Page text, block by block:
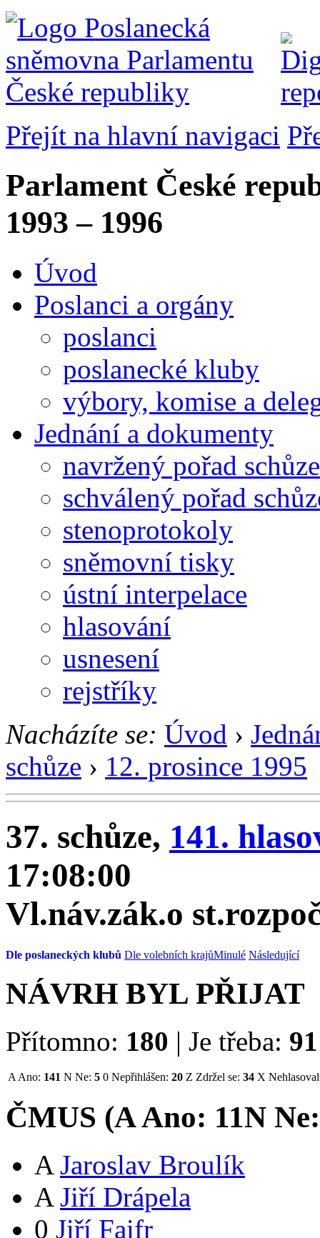
Přejít na hlavní navigaci
Parlament České
1993 – 1996
Úvod
Poslanci a orgány
poslanci
poslanecké kluby
výbory, komise a
Jednání a dokumenty
navržený pořad schůze
schválený pořad
stenoprotokoly
sněmovní tisky
ústní interpelace
hlasování
usnesení
rejstříky
Nacházíte se: Úvod ›
schůze › 12. prosince 1995
37. schůze, 141.
17:08:00
Vl.náv.zák.o
Dle poslaneckých klubů Dle volebních krajůMinulé Následující
NÁVRH BYL PŘIJAT
Přítomno: 180 | Je třeba: 91
A Ano: 141 N Ne: 5 0 Nepřihlášen: 20 Z Zdržel se: 34 X Nehlasoval
ČMUS (AAno: 11N
A Jaroslav Broulík
A Jiří Drápela
0 Jiří Faifr